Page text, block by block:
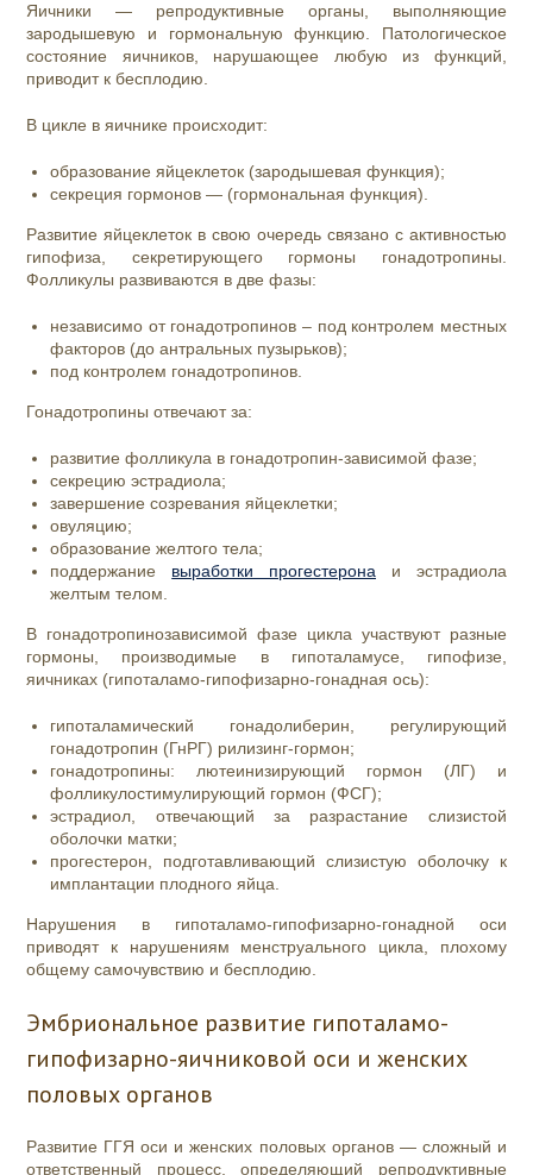
Яичники — репродуктивные органы, выполняющие
зародышевую и гормональную функцию. Патологическое
состояние яичников, нарушающее любую из функций,
приводит к бесплодию.
В цикле в яичнике происходит:
образование яйцеклеток (зародышевая функция);
секреция гормонов — (гормональная функция).
Развитие яйцеклеток в свою очередь связано с активностью
гипофиза, секретирующего гормоны гонадотропины.
Фолликулы развиваются в две фазы:
независимо от гонадотропинов – под контролем местных
факторов (до антральных пузырьков);
под контролем гонадотропинов.
Гонадотропины отвечают за:
развитие фолликула в гонадотропин-зависимой фазе;
секрецию эстрадиола;
завершение созревания яйцеклетки;
овуляцию;
образование желтого тела;
поддержание выработки прогестерона и эстрадиола
желтым телом.
В гонадотропинозависимой фазе цикла участвуют разные
гормоны, производимые в гипоталамусе, гипофизе,
яичниках (гипоталамо-гипофизарно-гонадная ось):
гипоталамический гонадолиберин, регулирующий
гонадотропин (ГнРГ) рилизинг-гормон;
гонадотропины: лютеинизирующий гормон (ЛГ) и
фолликулостимулирующий гормон (ФСГ);
эстрадиол, отвечающий за разрастание слизистой
оболочки матки;
прогестерон, подготавливающий слизистую оболочку к
имплантации плодного яйца.
Нарушения в гипоталамо-гипофизарно-гонадной оси
приводят к нарушениям менструального цикла, плохому
общему самочувствию и бесплодию.
Эмбриональное развитие гипоталамо-
гипофизарно-яичниковой оси и женских
половых органов
Развитие ГГЯ оси и женских половых органов — сложный и
ответственный процесс, определяющий репродуктивные